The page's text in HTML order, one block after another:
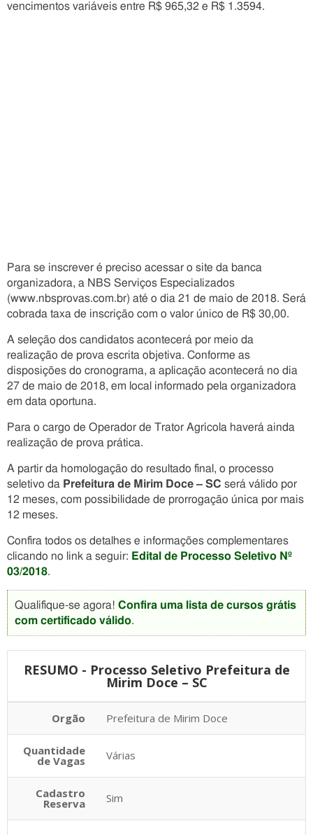
vencimentos variáveis entre R$ 965,32 e R$ 1.3594.
Para se inscrever é preciso acessar o site da banca
organizadora, a NBS Serviços Especializados
(www.nbsprovas.com.br) até o dia 21 de maio de 2018. Será
cobrada taxa de inscrição com o valor único de R$ 30,00.
A seleção dos candidatos acontecerá por meio da
realização de prova escrita objetiva. Conforme as
disposições do cronograma, a aplicação acontecerá no dia
27 de maio de 2018, em local informado pela organizadora
em data oportuna.
Para o cargo de Operador de Trator Agrícola haverá ainda
realização de prova prática.
A partir da homologação do resultado final, o processo
seletivo da Prefeitura de Mirim Doce – SC será válido por
12 meses, com possibilidade de prorrogação única por mais
12 meses.
Confira todos os detalhes e informações complementares
clicando no link a seguir: Edital de Processo Seletivo Nº
03/2018.
Qualifique-se agora! Confira uma lista de cursos grátis
com certificado válido.
RESUMO - Processo Seletivo Prefeitura de
Mirim Doce – SC
Orgão Prefeitura de Mirim Doce
Quantidade
de Vagas Várias
Cadastro
Reserva Sim